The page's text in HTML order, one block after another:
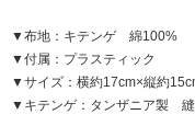
▼布地：キテンゲ 綿100%
▼付属：プラスティック
▼サイズ：横約17cm×縦約
▼キテンゲ：タンザニア製